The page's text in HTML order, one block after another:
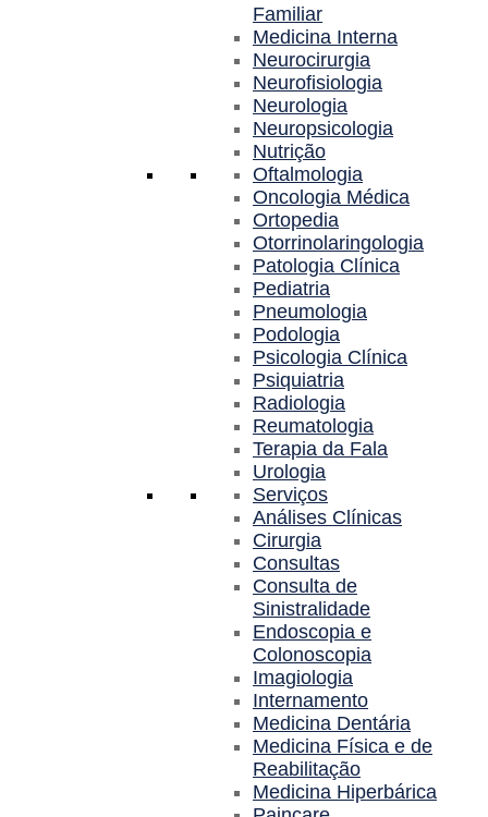
Familiar
Medicina Interna
Neurocirurgia
Neurofisiologia
Neurologia
Neuropsicologia
Nutrição
Oftalmologia
Oncologia Médica
Ortopedia
Otorrinolaringologia
Patologia Clínica
Pediatria
Pneumologia
Podologia
Psicologia Clínica
Psiquiatria
Radiologia
Reumatologia
Terapia da Fala
Urologia
Serviços
Análises Clínicas
Cirurgia
Consultas
Consulta de
Sinistralidade
Endoscopia e
Colonoscopia
Imagiologia
Internamento
Medicina Dentária
Medicina Física e de
Reabilitação
Medicina Hiperbárica